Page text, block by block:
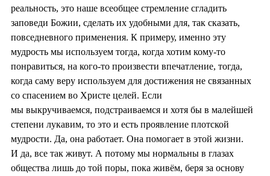
реальность, это наше всеобщее стремление сгладить
заповеди Божии, сделать их удобными для, так сказать,
повседневного применения. К примеру, именно эту
мудрость мы используем тогда, когда хотим кому-то
понравиться, на кого-то произвести впечатление, тогда,
когда саму веру используем для достижения не связанных
со спасением во Христе целей. Если
мы выкручиваемся, подстраиваемся и хотя бы в малейшей
степени лукавим, то это и есть проявление плотской
мудрости. Да, она работает. Она помогает в этой жизни.
И да, все так живут. А потому мы нормальны в глазах
общества лишь до той поры, пока живём, беря за основу